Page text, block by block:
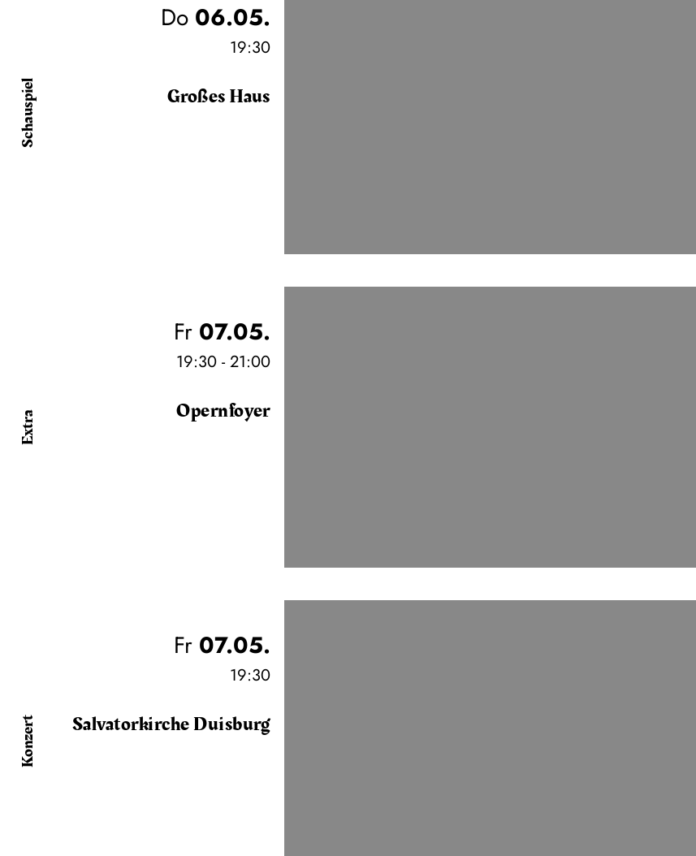
Schauspiel
Do 06.05.
19:30
Großes Haus
Extra
Fr 07.05.
19:30 - 21:00
Opernfoyer
Konzert
Fr 07.05.
19:30
Salvatorkirche Duisburg